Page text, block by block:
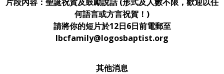
何語言或方言祝賀！)
請將你的短片於12日6日前電郵至
lbcfamily@logosbaptist.org
其他消息